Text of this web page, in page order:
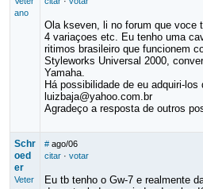
ano
Ola kseven, li no forum que voce
4 variaçoes etc. Eu tenho uma
ritimos brasileiro que funcionem
Styleworks Universal 2000,
Yamaha.
Há possibilidade de eu adquiri-los
luizbaja@yahoo.com.br
Agradeço a resposta de outros
Schr
oed
er
Veter
# ago/06
citar· votar
Eu tb tenho o Gw-7 e realmente